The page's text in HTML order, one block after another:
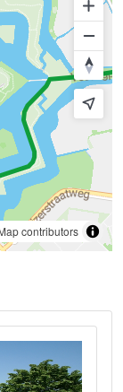
contributors